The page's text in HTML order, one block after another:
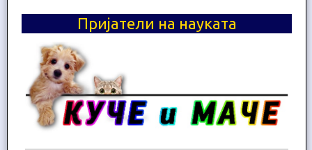
Пријатели на науката